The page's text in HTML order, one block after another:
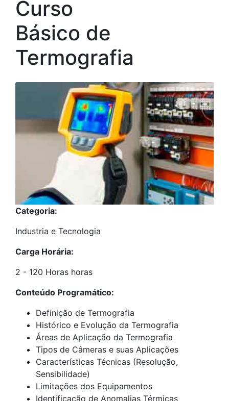
Curso
Básico de
Termografia
Categoria:
Industria e Tecnologia
Carga Horária:
2 - 120 Horas horas
Conteúdo Programático:
Definição de Termografia
Histórico e Evolução da Termografia
Áreas de Aplicação da Termografia
Tipos de Câmeras e suas Aplicações
Características Técnicas (Resolução,
Sensibilidade)
Limitações dos Equipamentos
Identificação de Anomalias Térmicas